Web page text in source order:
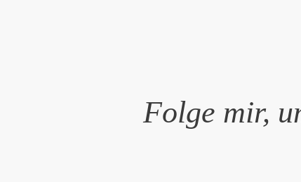
Folge mir,